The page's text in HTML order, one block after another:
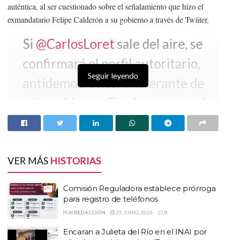
auténtica, al ser cuestionado sobre el señalamiento que hizo el
exmandatario Felipe Calderón a su gobierno a través de Twiiter.
Si @CarlosLoret sale del aire, se
confirmará el perfil autoritario,
antidemocrático, intolerante de
este gobierno. El más represor de
la libertad en décadas. Se ve que
presidente recibiendo en su
nombre millones de pesos los
tiene furiosos.#sonPIOres
https://t.co/ag3e6vOkvb
Seguir leyendo
VER MÁS HISTORIAS
Comisión Reguladora establece prórroga
para registro de teléfonos
POR REDACCIÓN 25 JUNIO, 2026 0
Encaran a Julieta del Río en el INAI por